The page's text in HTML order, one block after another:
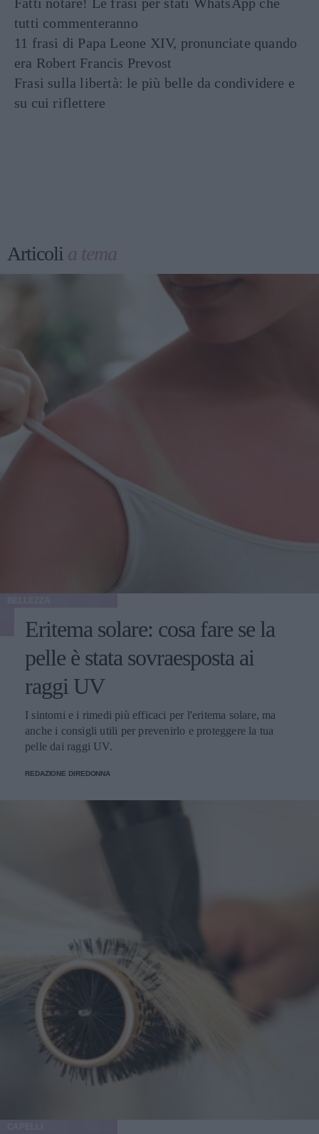
tutti commenteranno
11 frasi di Papa Leone XIV, pronunciate quando
era Robert Francis Prevost
Frasi sulla libertà: le più belle da condividere e
su cui riflettere
Articoli a tema
Eritema solare: cosa fare se la
pelle è stata sovraesposta ai
raggi UV
I sintomi e i rimedi più efficaci per l'eritema solare, ma
anche i consigli utili per prevenirlo e proteggere la tua
pelle dai raggi UV.
REDAZIONE DIREDONNA